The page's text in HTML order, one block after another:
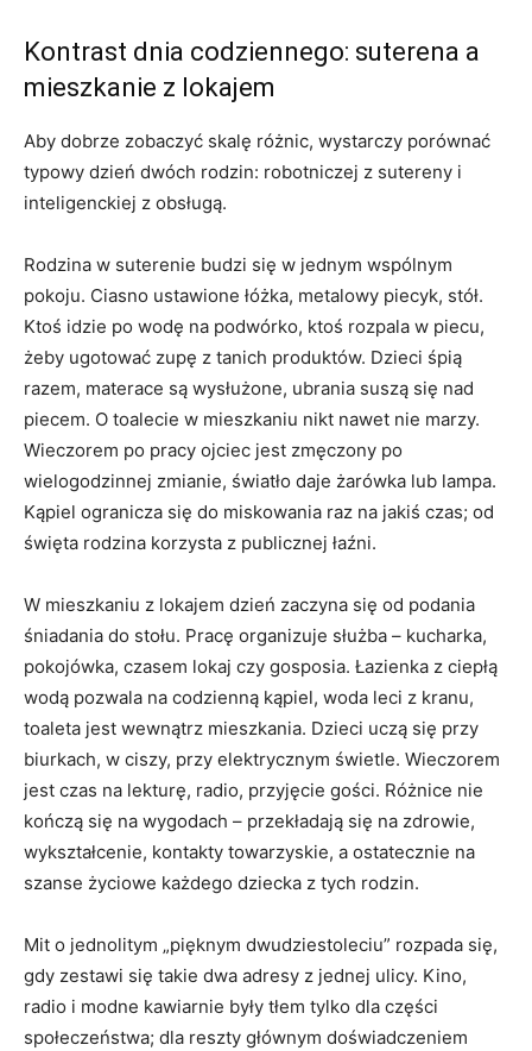
Kontrast dnia codziennego: suterena a
mieszkanie z lokajem
Aby dobrze zobaczyć skalę różnic, wystarczy porównać
typowy dzień dwóch rodzin: robotniczej z sutereny i
inteligenckiej z obsługą.
Rodzina w suterenie budzi się w jednym wspólnym
pokoju. Ciasno ustawione łóżka, metalowy piecyk, stół.
Ktoś idzie po wodę na podwórko, ktoś rozpala w piecu,
żeby ugotować zupę z tanich produktów. Dzieci śpią
razem, materace są wysłużone, ubrania suszą się nad
piecem. O toalecie w mieszkaniu nikt nawet nie marzy.
Wieczorem po pracy ojciec jest zmęczony po
wielogodzinnej zmianie, światło daje żarówka lub lampa.
Kąpiel ogranicza się do miskowania raz na jakiś czas; od
święta rodzina korzysta z publicznej łaźni.
W mieszkaniu z lokajem dzień zaczyna się od podania
śniadania do stołu. Pracę organizuje służba – kucharka,
pokojówka, czasem lokaj czy gosposia. Łazienka z ciepłą
wodą pozwala na codzienną kąpiel, woda leci z kranu,
toaleta jest wewnątrz mieszkania. Dzieci uczą się przy
biurkach, w ciszy, przy elektrycznym świetle. Wieczorem
jest czas na lekturę, radio, przyjęcie gości. Różnice nie
kończą się na wygodach – przekładają się na zdrowie,
wykształcenie, kontakty towarzyskie, a ostatecznie na
szanse życiowe każdego dziecka z tych rodzin.
Mit o jednolitym „pięknym dwudziestoleciu” rozpada się,
gdy zestawi się takie dwa adresy z jednej ulicy. Kino,
radio i modne kawiarnie były tłem tylko dla części
społeczeństwa; dla reszty głównym doświadczeniem